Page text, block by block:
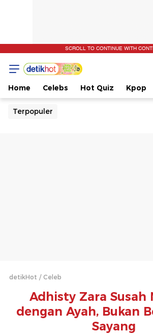
SCROLL TO CONTINUE WITH
Home Celebs Hot Quiz Kpop
Terpopuler
detikHot Celeb
Adhisty Zara Susah
dengan Ayah, Bukan
Sayang